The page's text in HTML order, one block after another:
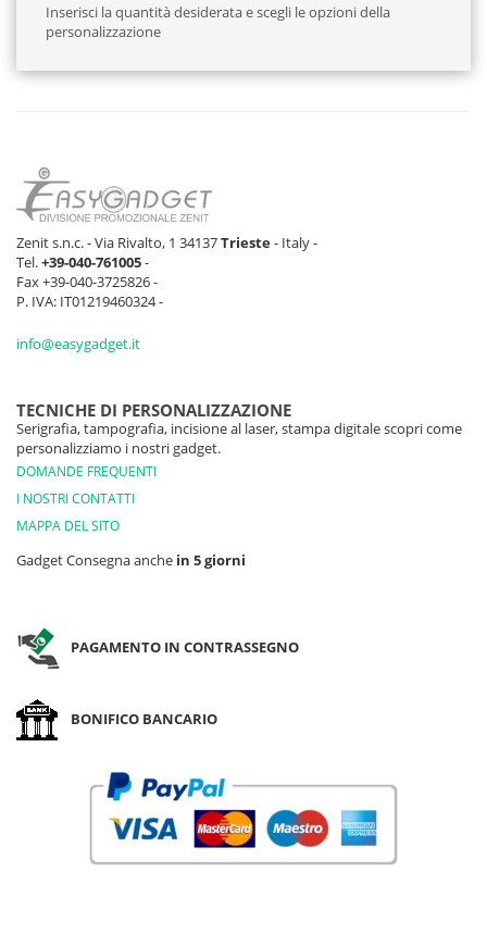
Inserisci la quantità desiderata e scegli le opzioni della
personalizzazione
Zenit s.n.c. - Via Rivalto, 1 34137Trieste- Italy -
Tel.+39-040-761005-
Fax +39-040-3725826 -
P. IVA: IT01219460324 -
info@easygadget.it
TECNICHE DI PERSONALIZZAZIONE
Serigrafia, tampografia, incisione al laser, stampa digitale scopri come
personalizziamo i nostri gadget.
DOMANDE FREQUENTI
I NOSTRI CONTATTI
MAPPA DEL SITO
Gadget Consegna anche in 5 giorni
PAGAMENTO IN CONTRASSEGNO
BONIFICO BANCARIO